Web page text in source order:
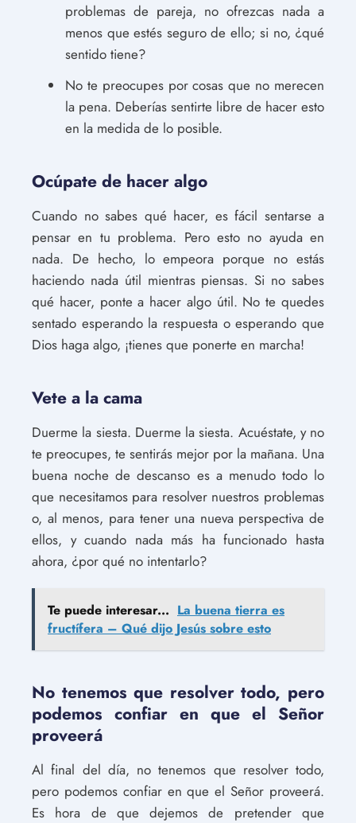
problemas de pareja, no ofrezcas nada a
menos que estés seguro de ello; si no, ¿qué
sentido tiene?
No te preocupes por cosas que no merecen
la pena. Deberías sentirte libre de hacer esto
en la medida de lo posible.
Ocúpate de hacer algo
Cuando no sabes qué hacer, es fácil sentarse a
pensar en tu problema. Pero esto no ayuda en
nada. De hecho, lo empeora porque no estás
haciendo nada útil mientras piensas. Si no sabes
qué hacer, ponte a hacer algo útil. No te quedes
sentado esperando la respuesta o esperando que
Dios haga algo, ¡tienes que ponerte en marcha!
Vete a la cama
Duerme la siesta. Duerme la siesta. Acuéstate, y no
te preocupes, te sentirás mejor por la mañana. Una
buena noche de descanso es a menudo todo lo
que necesitamos para resolver nuestros problemas
o, al menos, para tener una nueva perspectiva de
ellos, y cuando nada más ha funcionado hasta
ahora, ¿por qué no intentarlo?
Te puede interesar... La buena tierra es
fructífera – Qué dijo Jesús sobre esto
No tenemos que resolver todo, pero
podemos confiar en que el Señor
proveerá
Al final del día, no tenemos que resolver todo,
pero podemos confiar en que el Señor proveerá.
Es hora de que dejemos de pretender que